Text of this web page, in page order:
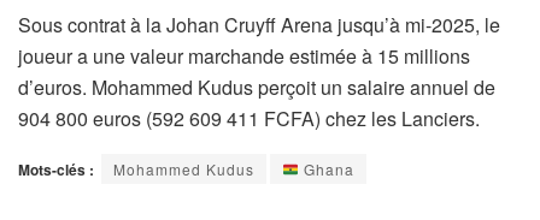
Sous contrat à la Johan Cruyff Arena jusqu’à mi-2025, le
joueur a une valeur marchande estimée à 15 millions
d’euros. Mohammed Kudus perçoit un salaire annuel de
904 800 euros (592 609 411 FCFA) chez les Lanciers.
Mots-clés : Mohammed Kudus Ghana